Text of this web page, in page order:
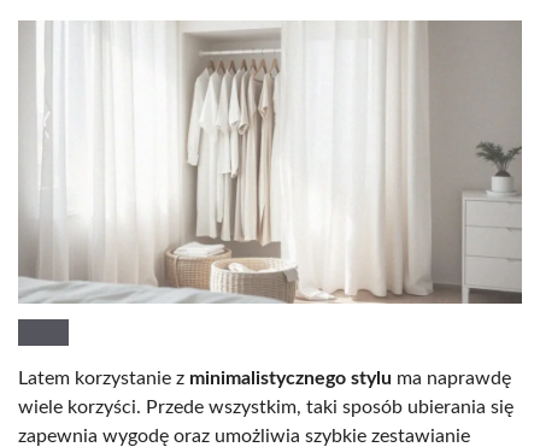
Latem korzystanie z minimalistycznego stylu ma naprawdę
wiele korzyści. Przede wszystkim, taki sposób ubierania się
zapewnia wygodę oraz umożliwia szybkie zestawianie